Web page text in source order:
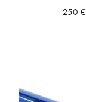
250 €